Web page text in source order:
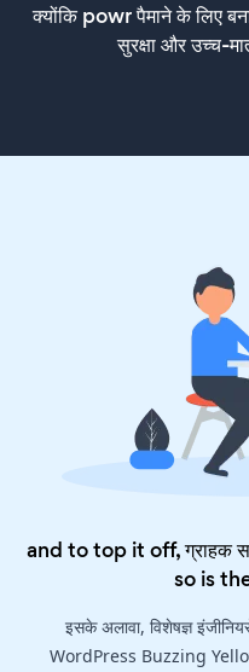
क्योंकि powr पैमाने के लिए
सुरक्षा और उच्च-
and to top it off, ग्राहक
so is
इसके अलावा, विशेषज्ञ
WordPress Buzzing